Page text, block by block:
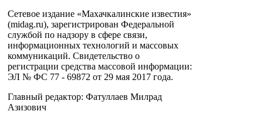
Сетевое издание «Махачкалинские известия»
(midag.ru), зарегистрирован Федеральной
службой по надзору в сфере связи,
информационных технологий и массовых
коммуникаций. Свидетельство о
регистрации средства массовой информации:
ЭЛ № ФС 77 - 69872 от 29 мая 2017 года.
Главный редактор: Фатуллаев Милрад
Азизович